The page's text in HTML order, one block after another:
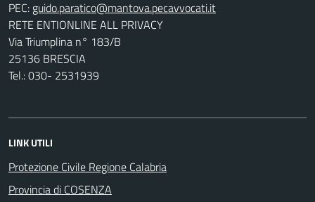
PEC:
RETE ENTIONLINE ALL PRIVACY
Via Triumplina n° 183/B
25136 BRESCIA
Tel.: 030- 2531939
LINK UTILI
Protezione Civile Regione Calabria
Provincia di COSENZA